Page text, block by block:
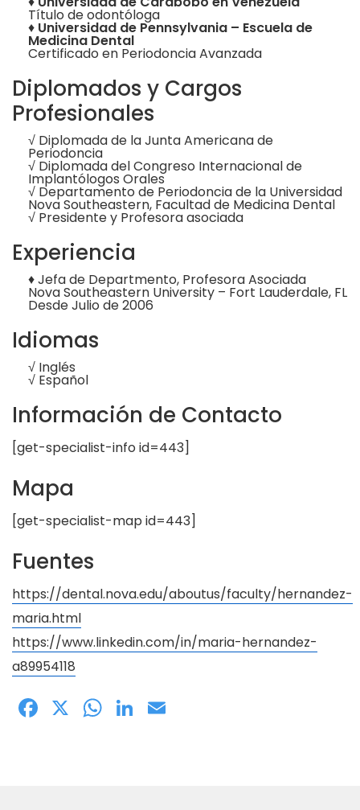
Título de odontóloga
♦ Universidad de Pennsylvania – Escuela de
Medicina Dental
Certificado en Periodoncia Avanzada
Diplomados y Cargos
Profesionales
√ Diplomada de la Junta Americana de
Periodoncia
√ Diplomada del Congreso Internacional de
Implantólogos Orales
√ Departamento de Periodoncia de la Universidad
Nova Southeastern, Facultad de Medicina Dental
√ Presidente y Profesora asociada
Experiencia
♦ Jefa de Departmento, Profesora Asociada
Nova Southeastern University – Fort Lauderdale, FL
Desde Julio de 2006
Idiomas
√ Inglés
√ Español
Información de Contacto
[get-specialist-info id=443]
Mapa
[get-specialist-map id=443]
Fuentes
https://dental.nova.edu/aboutus/faculty/hernandez-
maria.html
https://www.linkedin.com/in/maria-hernandez-
a89954118
Facebook
X WhatsApp
LinkedIn